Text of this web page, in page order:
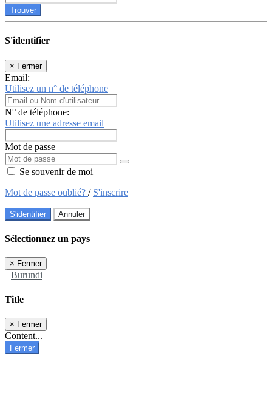
Trouver
S'identifier
× Fermer
Email:
Utilisez un n° de téléphone
N° de téléphone:
Utilisez une adresse email
Mot de passe
Se souvenir de moi
Mot de passe oublié? / S'inscrire
S'identifier Annuler
Sélectionnez un pays
× Fermer
Burundi
Title
× Fermer
Content...
Fermer